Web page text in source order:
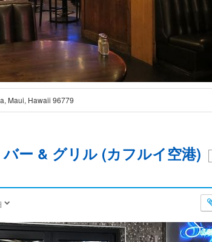
Maui, Hawaii 96779
ー & グリル (カフルイ空港)